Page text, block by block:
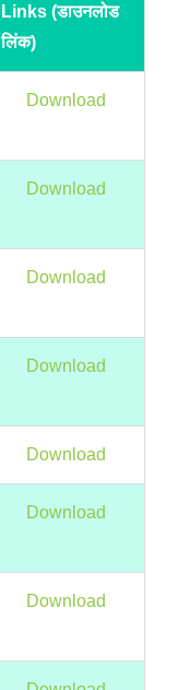
Links (डाउनलोड
लिंक)
Download
Download
Download
Download
Download
Download
Download